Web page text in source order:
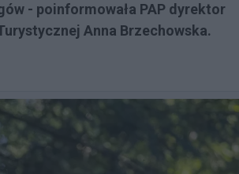
- poinformowała PAP dyrektor
Anna Brzechowska.